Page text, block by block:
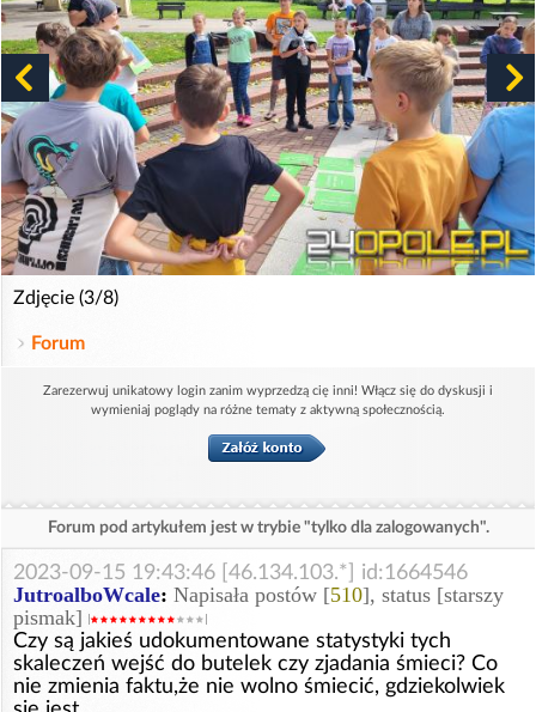
Zdjęcie (3/8)
Forum
Zarezerwuj unikatowy login zanim wyprzedzą cię inni! Włącz się do dyskusji i
wymieniaj poglądy na różne tematy z aktywną społecznością.
Forum pod artykułem jest w trybie "tylko dla zalogowanych".
2023-09-15 19:43:46 [46.134.103.*] id:1664546
JutroalboWcale: Napisała postów [510], status [starszy
pismak]
Czy są jakieś udokumentowane statystyki tych
skaleczeń wejść do butelek czy zjadania śmieci? Co
nie zmienia faktu,że nie wolno śmiecić, gdziekolwiek